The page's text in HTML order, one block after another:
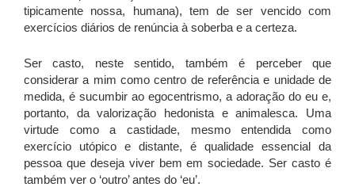
tipicamente nossa, humana), tem de ser vencido com
exercícios diários de renúncia à soberba e a certeza.
Ser casto, neste sentido, também é perceber que
considerar a mim como centro de referência e unidade de
medida, é sucumbir ao egocentrismo, a adoração do eu e,
portanto, da valorização hedonista e animalesca. Uma
virtude como a castidade, mesmo entendida como
exercício utópico e distante, é qualidade essencial da
pessoa que deseja viver bem em sociedade. Ser casto é
também ver o ‘outro’ antes do ‘eu’.